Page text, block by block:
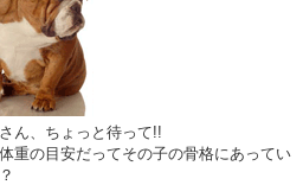
ん、ちょっと待って!!
重の目安だってその子の骨格にあってい